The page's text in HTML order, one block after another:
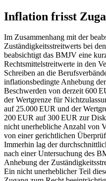
Inflation frisst
Im Zusammenhang mit der
Zuständigkeitsstreitwerts bei
beabsichtigt das BMJV eine
Rechtsmittelstreitwerte in den
Schreiben an die
inflationsbedingte Anhebung
Beschwerden von derzeit 600
der Wertgrenze für
auf 25.000 EUR und der
200 EUR auf 300 EUR zur
nicht unerhebliche Anzahl von
von einer gerichtlichen
Immerhin lag der
nach einer Untersuchung des
Anhebung der
Ein nicht unerheblicher Teil